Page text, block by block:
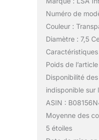
Numéro de
Couleur :
Diamètre : 7,5
Poids de
Disponibilité
indisponible sur
ASIN :
Moyenne des
5 étoiles